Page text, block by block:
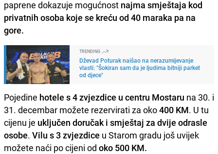
paprene dokazuje mogućnost najma smještaja kod
privatnih osoba koje se kreću od 40 maraka pa na
gore.
TRENDING
Dževad Poturak naišao na nerazumijevanje
vlasti: "Šokiran sam da je ljudima bitniji parket
od djece"
Pojedine hotele s 4 zvjezdice u centru Mostaru na 30. i
31. decembar možete rezervirati za oko400 KM. U tu
cijenu je uključen doručak i smještaj za dvije odrasle
osobe. Vilu s 3 zvjezdice u Starom gradu još uvijek
možete naći po cijeni od oko 500 KM.